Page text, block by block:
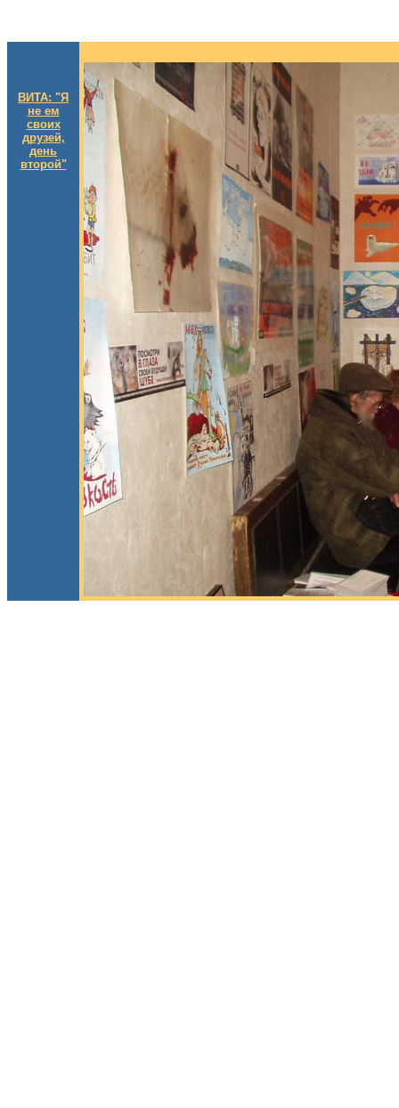
ВИТА: "Я
не ем
своих
друзей,
день
второй"